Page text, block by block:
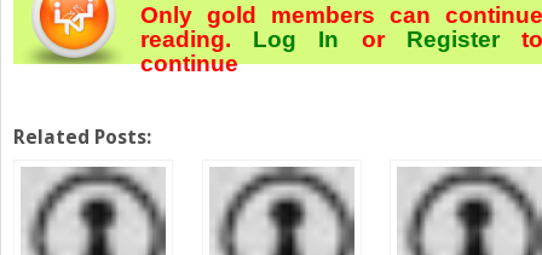
Only gold members can continue
reading. Log In orRegister
continue
Related Posts: